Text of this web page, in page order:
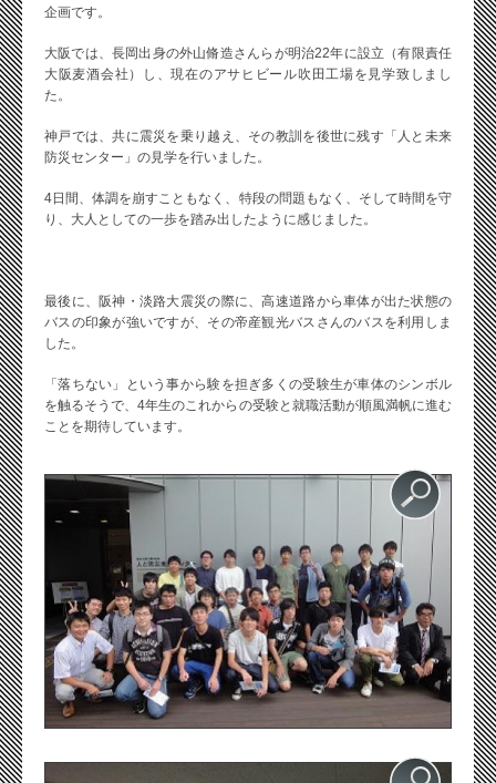
企画です。
大阪では、長岡出身の外山脩造さんらが明治22年に設立（有限責任
大阪麦酒会社）し、現在のアサヒビール吹田工場を見学致しまし
た。
神戸では、共に震災を乗り越え、その教訓を後世に残す「人と未来
防災センター」の見学を行いました。
4日間、体調を崩すこともなく、特段の問題もなく、そして時間を守
り、大人としての一歩を踏み出したように感じました。
最後に、阪神・淡路大震災の際に、高速道路から車体が出た状態の
バスの印象が強いですが、その帝産観光バスさんのバスを利用しま
した。
「落ちない」という事から験を担ぎ多くの受験生が車体のシンボル
を触るそうで、4年生のこれからの受験と就職活動が順風満帆に進む
ことを期待しています。